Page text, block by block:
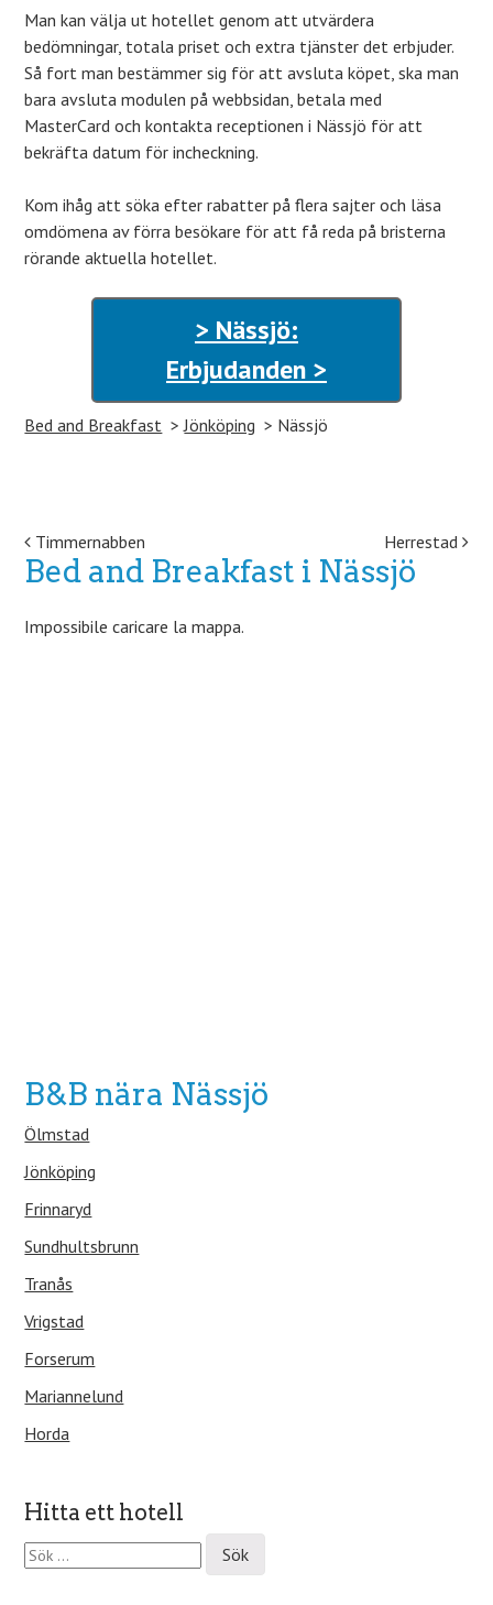
Man kan välja ut hotellet genom att utvärdera
bedömningar, totala priset och extra tjänster det erbjuder.
Så fort man bestämmer sig för att avsluta köpet, ska man
bara avsluta modulen på webbsidan, betala med
MasterCard och kontakta receptionen i Nässjö för att
bekräfta datum för incheckning.
Kom ihåg att söka efter rabatter på flera sajter och läsa
omdömena av förra besökare för att få reda på bristerna
rörande aktuella hotellet.
> Nässjö:
Erbjudanden >
Bed and Breakfast Jönköping Nässjö
Post navigation
Timmernabben Herrestad
Bed and Breakfast i Nässjö
Impossibile caricare la mappa.
B&B nära Nässjö
Ölmstad
Jönköping
Frinnaryd
Sundhultsbrunn
Tranås
Vrigstad
Forserum
Mariannelund
Horda
Hitta ett hotell
S
ö